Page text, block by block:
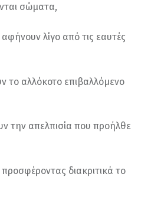
σώματα,
λίγο από τις εαυτές
το αλλόκοτο επιβαλλόμενο
την απελπισία που προήλθε
διακριτικά το